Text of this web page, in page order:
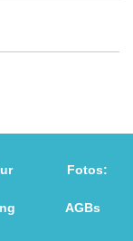
Fotos:
AGBs